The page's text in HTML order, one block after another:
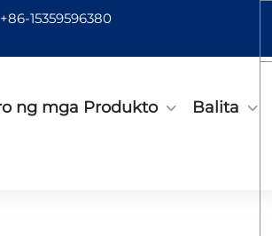
+86-15359596380
ng mga Produkto Balita